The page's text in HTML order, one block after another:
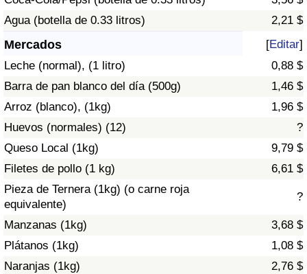
Agua (botella de 0.33 litros)
2,21 $
Mercados [Editar]
Leche (normal), (1 litro)
0,88 $
Barra de pan blanco del día (500g)
1,46 $
Arroz (blanco), (1kg)
1,96 $
Huevos (normales) (12)
?
Queso Local (1kg)
9,79 $
Filetes de pollo (1 kg)
6,61 $
Pieza de Ternera (1kg) (o carne roja
equivalente)
?
Manzanas (1kg)
3,68 $
Plátanos (1kg)
1,08 $
Naranjas (1kg)
2,76 $
Índice de Criminalidad
Índice de criminalidad por país
Sanidad
Índice de Sanidad (Actual)
Índice de Sanidad
Índice de Sanidad por País
Contaminación
Índice de Contaminación (Actual)